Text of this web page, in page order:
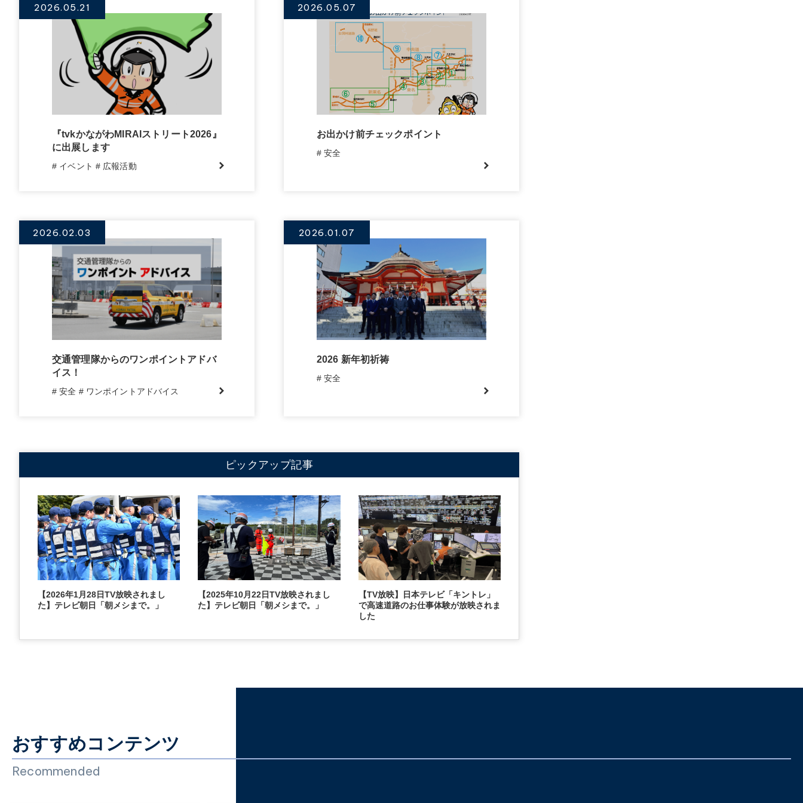
2026.05.21
『tvkかながわMIRAIストリート2026』
に出展します
# イベント # 広報活動
2026.05.07
お出かけ前チェックポイント
# 安全
2026.02.03
交通管理隊からのワンポイントアドバ
イス！
# 安全 # ワンポイントアドバイス
2026.01.07
2026 新年初祈祷
# 安全
ピックアップ記事
【2026年1月28日TV放映されまし
た】テレビ朝日「朝メシまで。」
【2025年10月22日TV放映されまし
た】テレビ朝日「朝メシまで。」
【TV放映】日本テレビ「キントレ」
で高速道路のお仕事体験が放映されま
した
おすすめコンテンツ
Recommended